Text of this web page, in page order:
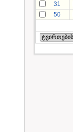
31
50